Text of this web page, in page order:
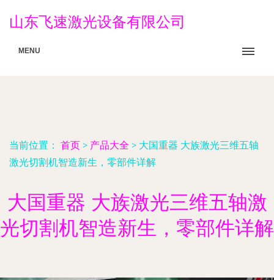
山东飞速激光设备有限公司
MENU
当前位置： 首页 > 产品大全 > 大国重器 大族激光三维五轴
激光切割机智造新生，零部件详解
大国重器 大族激光三维五轴激
光切割机智造新生，零部件详解